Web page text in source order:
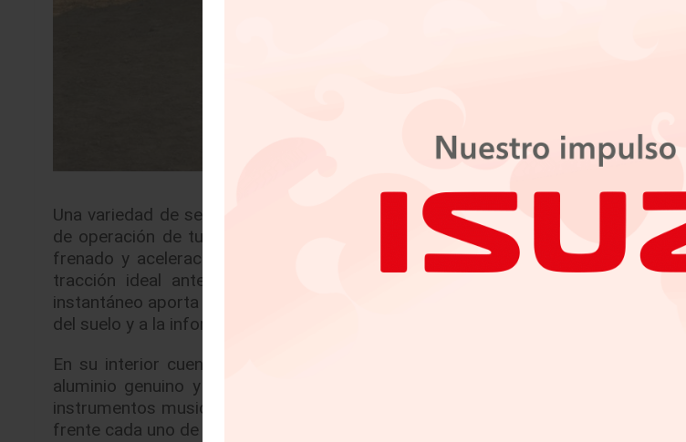
Una variedad de sensores son puestos en acción para monitorear activamente y
de operación de tu vehículo como la temperatura externa, el uso del
frenado y aceleración. Estos elementos son utilizados para que el sistema i-
tracción ideal antes de que alguna rueda se derrape. La tecnología de
instantáneo aporta potencia a las ruedas delanteras y traseras de acuerdo con la
del suelo y a la información de tu vehículo.
En su interior cuenta con sofisticados materiales trabajados a mano, como los
aluminio genuino y madera Rosewood en la consola, misma que es utilizada
instrumentos musicales. Desde el volante forrado en piel e iluminación que
frente cada uno de sus elementos brinda una experiencia premium para el